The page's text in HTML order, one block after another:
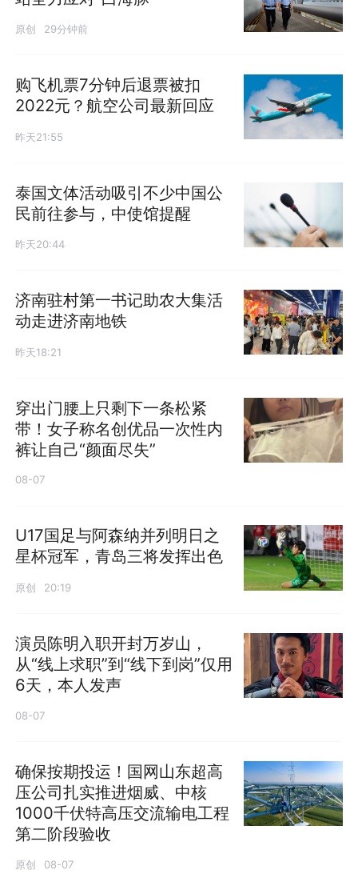
原创 29分钟前
购飞机票7分钟后退票被扣
2022元？航空公司最新回应
昨天21:55
泰国文体活动吸引不少中国公
民前往参与，中使馆提醒
昨天20:44
济南驻村第一书记助农大集活
动走进济南地铁
昨天18:21
穿出门腰上只剩下一条松紧
带！女子称名创优品一次性内
裤让自己“颜面尽失”
08-07
U17国足与阿森纳并列明日之
星杯冠军，青岛三将发挥出色
原创 20:19
演员陈明入职开封万岁山，
从“线上求职”到“线下到岗”仅用
6天，本人发声
08-07
确保按期投运！国网山东超高
压公司扎实推进烟威、中核
1000千伏特高压交流输电工程
第二阶段验收
原创 08-07